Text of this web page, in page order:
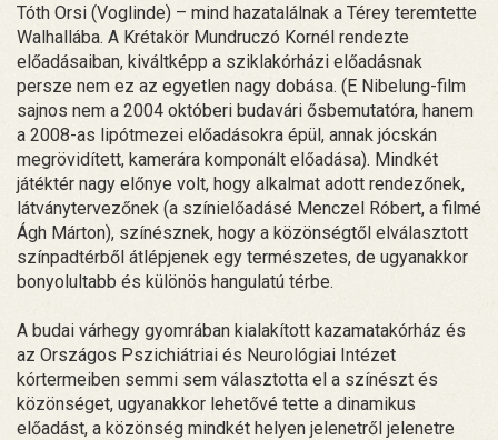
Tóth Orsi (Voglinde) – mind hazatalálnak a Térey teremtette
Walhallába. A Krétakör Mundruczó Kornél rendezte
előadásaiban, kiváltképp a sziklakórházi előadásnak
persze nem ez az egyetlen nagy dobása. (E Nibelung-film
sajnos nem a 2004 októberi budavári ősbemutatóra, hanem
a 2008-as lipótmezei előadásokra épül, annak jócskán
megrövidített, kamerára komponált előadása). Mindkét
játéktér nagy előnye volt, hogy alkalmat adott rendezőnek,
látványtervezőnek (a színielőadásé Menczel Róbert, a filmé
Ágh Márton), színésznek, hogy a közönségtől elválasztott
színpadtérből átlépjenek egy természetes, de ugyanakkor
bonyolultabb és különös hangulatú térbe.
A budai várhegy gyomrában kialakított kazamatakórház és
az Országos Pszichiátriai és Neurológiai Intézet
kórtermeiben semmi sem választotta el a színészt és
közönséget, ugyanakkor lehetővé tette a dinamikus
előadást, a közönség mindkét helyen jelenetről jelenetre